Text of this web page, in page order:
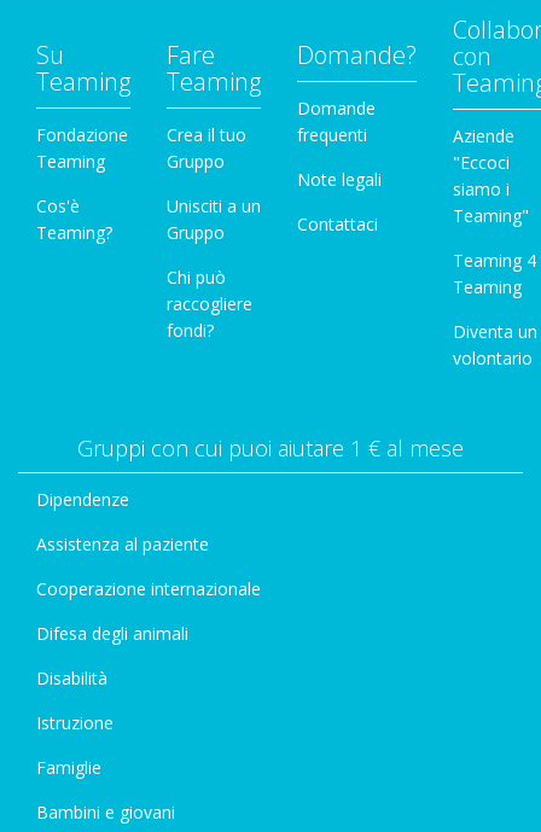
Su
Teaming
Fondazione
Teaming
Cos'è
Teaming?
Fare
Teaming
Crea il tuo
Gruppo
Unisciti a un
Gruppo
Chi può
raccogliere
fondi?
Domande?
Domande
frequenti
Note legali
Contattaci
con
Aziende
"Eccoci
siamo i
Teaming"
Teaming 4
Teaming
Diventa un
volontario
Gruppi con cui puoi aiutare 1 € al mese
Dipendenze
Assistenza al paziente
Cooperazione internazionale
Difesa degli animali
Disabilità
Istruzione
Famiglie
Bambini e giovani